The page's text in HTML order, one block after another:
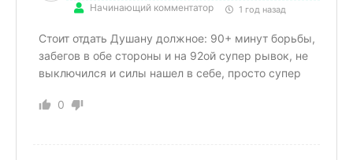
Начинающий комментатор 1 год назад
Стоит отдать Душану должное: 90+ минут борьбы,
забегов в обе стороны и на 92ой супер рывок, не
выключился и силы нашел в себе, просто супер
0